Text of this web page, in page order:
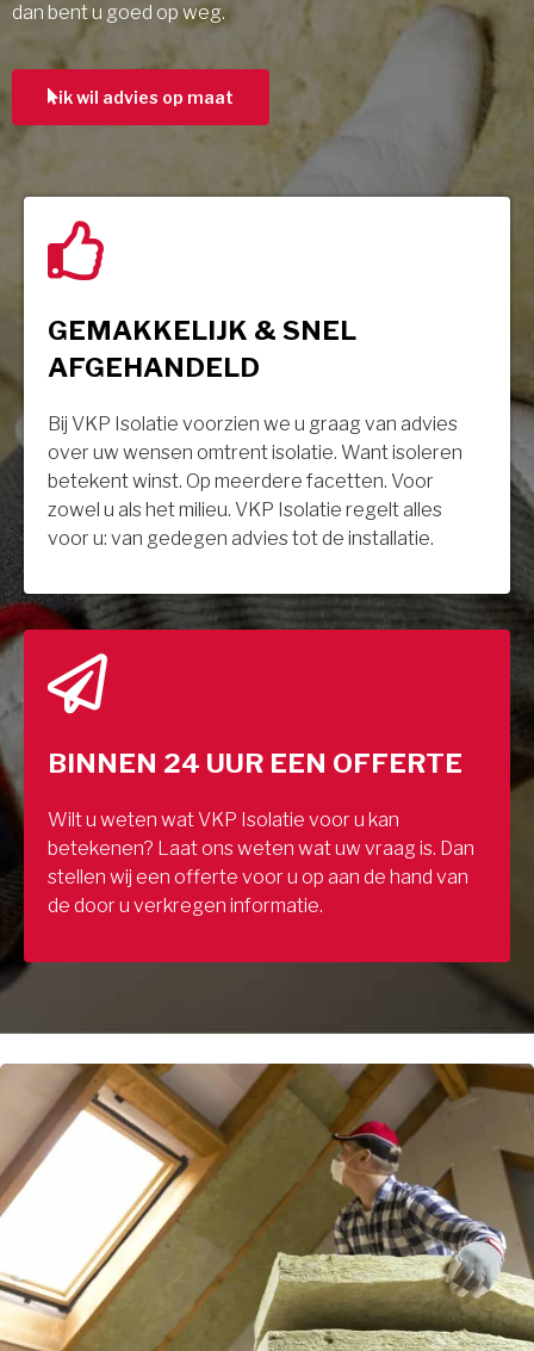
dan bent u goed op weg.
ik wil advies op maat
GEMAKKELIJK & SNEL
AFGEHANDELD
Bij VKP Isolatie voorzien we u graag van advies
over uw wensen omtrent isolatie. Want isoleren
betekent winst. Op meerdere facetten. Voor
zowel u als het milieu. VKP Isolatie regelt alles
voor u: van gedegen advies tot de installatie.
BINNEN 24 UUR EEN OFFERTE
Wilt u weten wat VKP Isolatie voor u kan
betekenen? Laat ons weten wat uw vraag is. Dan
stellen wij een offerte voor u op aan de hand van
de door u verkregen informatie.